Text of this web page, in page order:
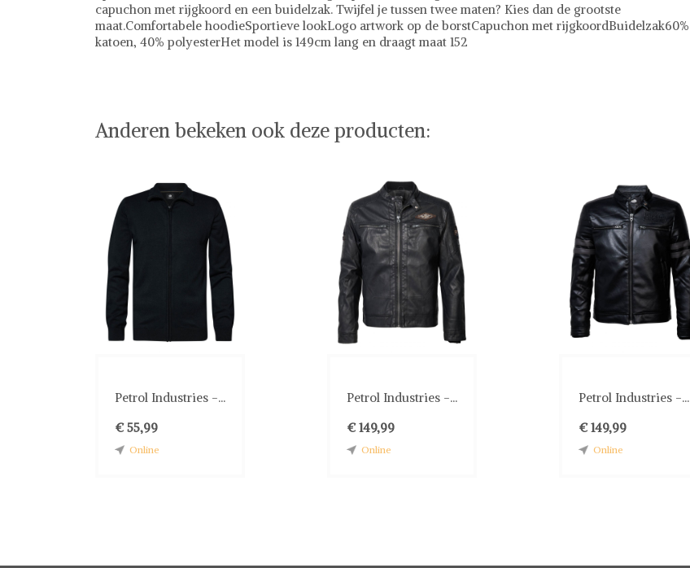
capuchon met rijgkoord en een buidelzak. Twijfel je tussen twee maten? Kies dan de grootste
maat.Comfortabele hoodieSportieve lookLogo artwork op de borstCapuchon met rijgkoordBuidelzak60%
katoen, 40% polyesterHet model is 149cm lang en draagt maat 152
Anderen bekeken ook deze producten:
Petrol Industries -...
€ 55,99
Online
Petrol Industries -...
€ 149,99
Online
Petrol Industries -...
€ 149,99
Online